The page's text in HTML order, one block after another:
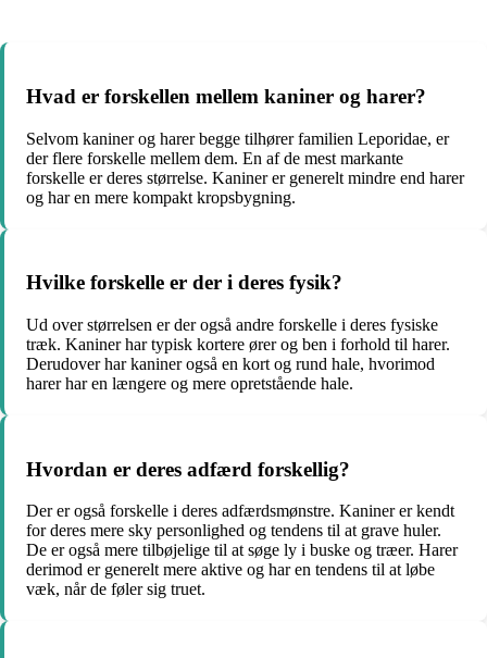
Hvad er forskellen mellem kaniner og harer?
Selvom kaniner og harer begge tilhører familien Leporidae, er
der flere forskelle mellem dem. En af de mest markante
forskelle er deres størrelse. Kaniner er generelt mindre end harer
og har en mere kompakt kropsbygning.
Hvilke forskelle er der i deres fysik?
Ud over størrelsen er der også andre forskelle i deres fysiske
træk. Kaniner har typisk kortere ører og ben i forhold til harer.
Derudover har kaniner også en kort og rund hale, hvorimod
harer har en længere og mere opretstående hale.
Hvordan er deres adfærd forskellig?
Der er også forskelle i deres adfærdsmønstre. Kaniner er kendt
for deres mere sky personlighed og tendens til at grave huler.
De er også mere tilbøjelige til at søge ly i buske og træer. Harer
derimod er generelt mere aktive og har en tendens til at løbe
væk, når de føler sig truet.